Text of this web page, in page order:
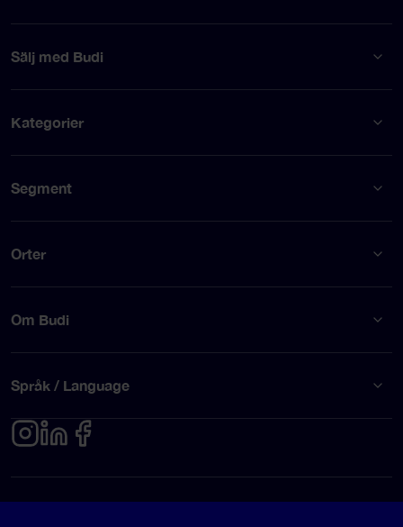
Sälj med Budi
Kategorier
Segment
Orter
Om Budi
Språk / Language